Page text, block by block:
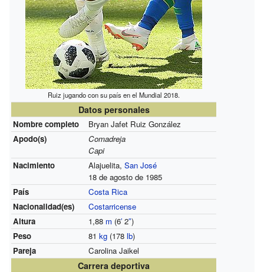
Ruiz jugando con su país en el Mundial 2018.
Datos personales
Nombre completo
Bryan Jafet Ruiz González
Apodo(s)
Comadreja
Capi
Nacimiento
Alajuelita, San José
18 de agosto de 1985
País
Costa Rica
Nacionalidad(es)
Costarricense
Altura
1,88 m (6′2″)
Peso
81 kg(178 lb)
Pareja
Carolina Jaikel
Carrera deportiva